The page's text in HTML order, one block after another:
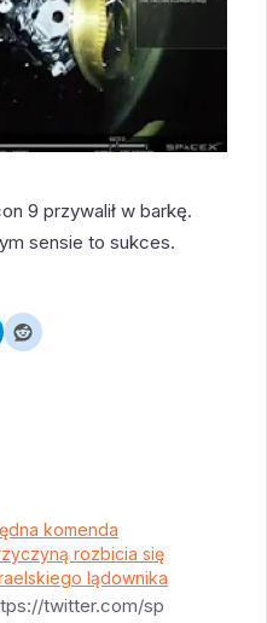
9 przywalił w barkę.
sensie to sukces.
komenda
rozbicia się
lądownika
twitter.com/sp